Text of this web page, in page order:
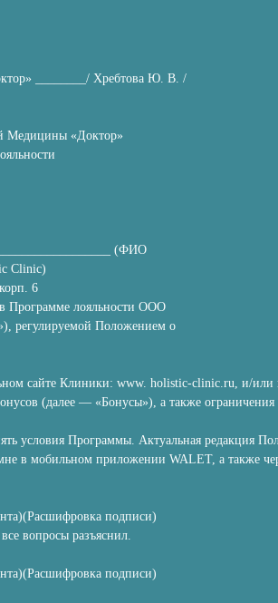
________/ Хребтова Ю. В. /
Медицины «Доктор»
(ФИО
Clinic)
6
Программе лояльности ООО
регулируемой Положением о
сайте Клиники: www. holistic-clinic.ru, и/или
(далее — «Бонусы»), а также
условия Программы. Актуальная редакция
в мобильном приложении WALET, а также
подписи)
вопросы разъяснил.
подписи)